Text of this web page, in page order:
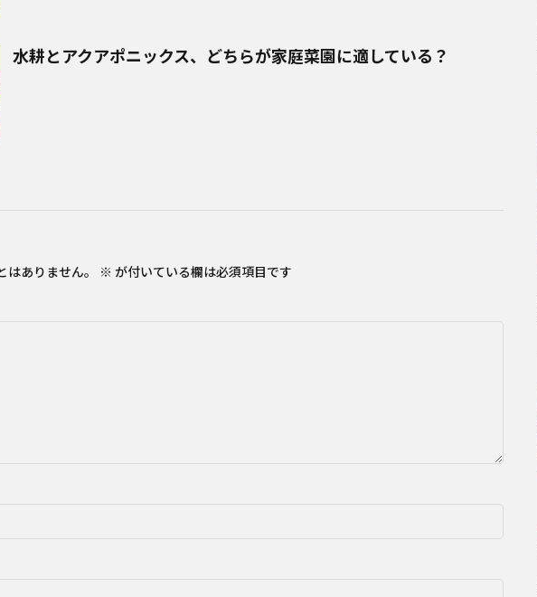
水耕とアクアポニックス、どちらが家庭菜園に適している？
ありません。 ※ が付いている欄は必須項目です